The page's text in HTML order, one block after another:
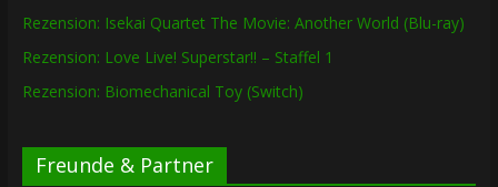
Rezension: Isekai Quartet The Movie: Another World (Blu-ray)
Rezension: Love Live! Superstar!! – Staffel 1
Rezension: Biomechanical Toy (Switch)
Freunde & Partner